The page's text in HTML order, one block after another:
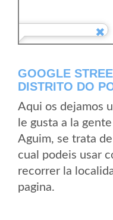
GOOGLE
DISTRITO DO
Aqui os dejamos
le gusta a la
Aguim, se trata
cual podeis usar
recorrer la
pagina.